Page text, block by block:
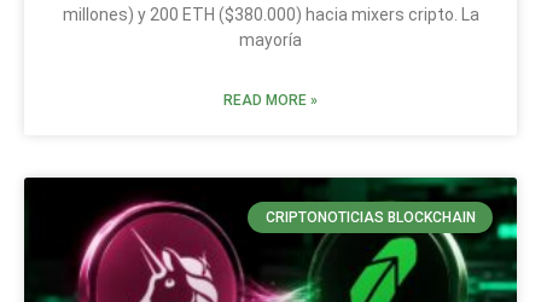
millones) y 200 ETH ($380.000) hacia mixers cripto. La
mayoría
READ MORE »
CRIPTONOTICIAS BLOCKCHAIN